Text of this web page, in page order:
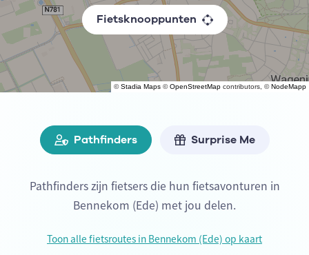
©Stadia Maps ©OpenStreetMap contributors, ©NodeMapp
Fietsknooppunten
Pathfinders Surprise Me
Pathfinders zijn fietsers die hun fietsavonturen in
Bennekom (Ede) met jou delen.
Toon alle fietsroutes in Bennekom (Ede) op kaart